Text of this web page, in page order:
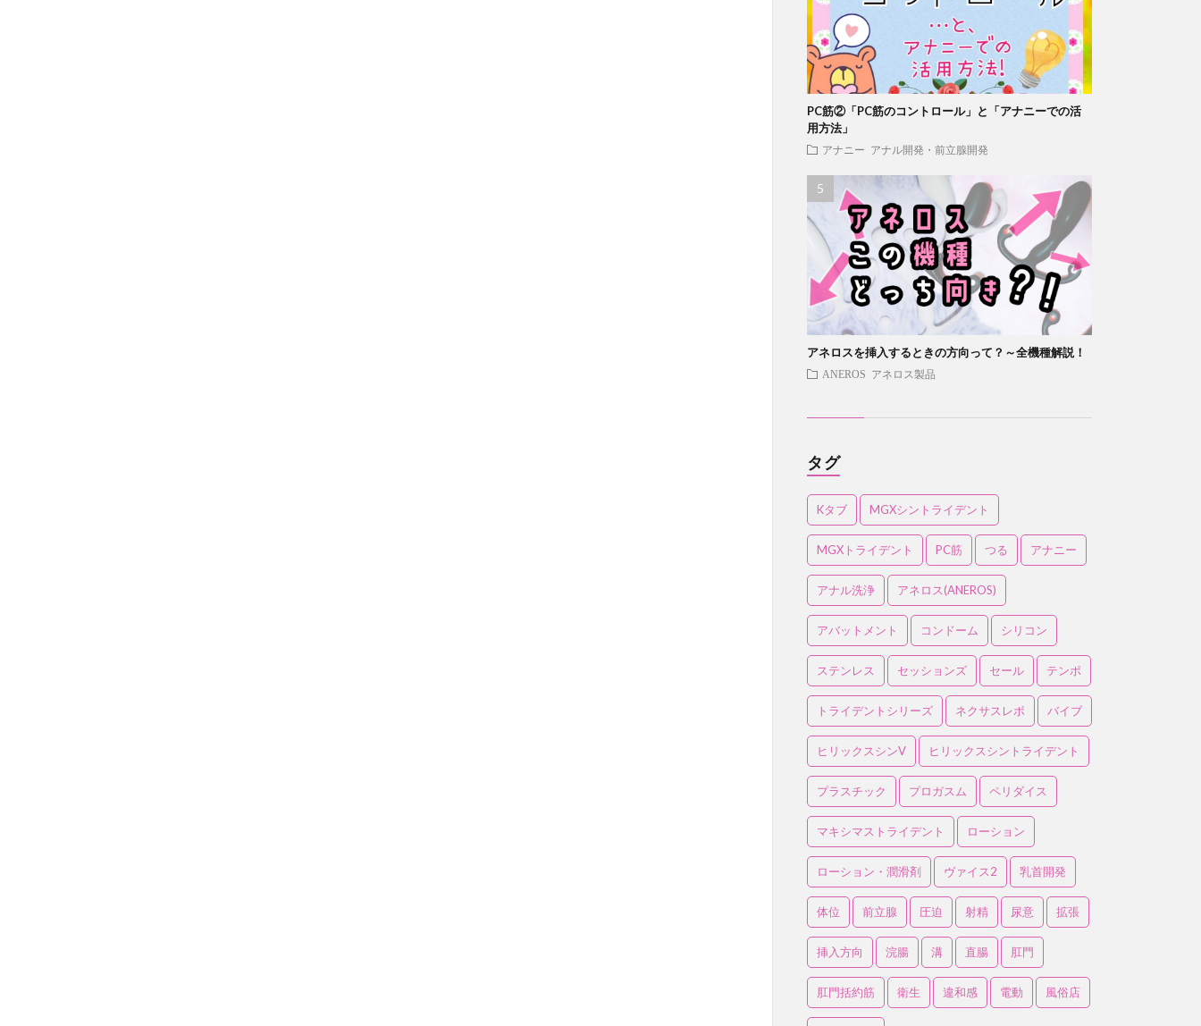
PC筋②「PC筋のコントロール」と「アナニーでの活
用方法」
アナニー アナル開発・前立腺開発
アネロスを挿入するときの方向って？～全機種解説！
ANEROS アネロス製品
タグ
Kタブ MGXシントライデント
MGXトライデント PC筋 つる アナニー
アナル洗浄 アネロス(ANEROS)
アバットメント コンドーム シリコン
ステンレス セッションズ セール テンポ
トライデントシリーズ ネクサスレボ バイブ
ヒリックスシンV ヒリックスシントライデント
プラスチック プロガスム ペリダイス
マキシマストライデント ローション
ローション・潤滑剤 ヴァイス2 乳首開発
体位 前立腺 圧迫 射精 尿意 拡張
挿入方向 浣腸 溝 直腸 肛門
肛門括約筋 衛生 違和感 電動 風俗店